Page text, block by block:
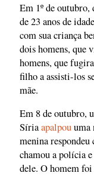
Em 1º de
de 23 anos de
com sua criança
dois homens, que
homens, que
filho a assisti-los
mãe.
Em 8 de outubro,
Síriaapalpouuma
menina
chamou a polícia
dele. O homem foi